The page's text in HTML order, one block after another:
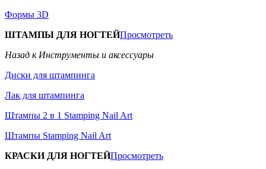
Формы 3D
ШТАМПЫ ДЛЯ НОГТЕЙПросмотреть
Назад к Инструменты и аксессуары
Диски для штампинга
Лак для штампинга
Штампы 2 в 1 Stamping Nail Art
Штампы Stamping Nail Art
КРАСКИ ДЛЯ НОГТЕЙПросмотреть